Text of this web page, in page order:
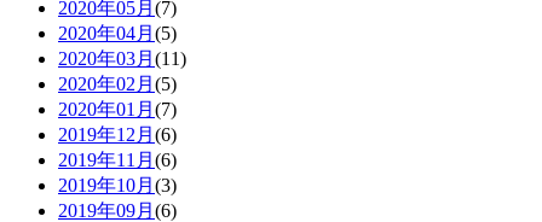
2020年05月 (7)
2020年04月 (5)
2020年03月 (11)
2020年02月 (5)
2020年01月 (7)
2019年12月 (6)
2019年11月 (6)
2019年10月 (3)
2019年09月 (6)